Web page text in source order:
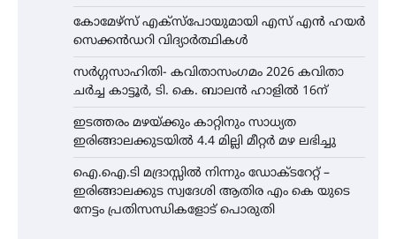
കോമേഴ്സ് എക്സ്പോയുമായി എസ് എൻ ഹയർ
സെക്കൻഡറി വിദ്യാർത്ഥികൾ
സർഗ്ഗസാഹിതി- കവിതാസംഗമം 2026 കവിതാ
ചർച്ച കാട്ടൂർ, ടി. കെ. ബാലൻ ഹാളിൽ 16ന്
ഇടത്തരം മഴയ്ക്കും കാറ്റിനും സാധ്യത
ഇരിങ്ങാലക്കുടയിൽ 4.4 മില്ലി മീറ്റർ മഴ ലഭിച്ചു
ഐ.ഐ.ടി മദ്രാസ്സിൽ നിന്നും ഡോക്ടറേറ്റ് –
ഇരിങ്ങാലക്കുട സ്വദേശി ആതിര എം കെ യുടെ
നേട്ടം പ്രതിസന്ധികളോട് പൊരുതി